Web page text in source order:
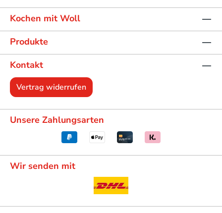
Kochen mit Woll
Produkte
Kontakt
Vertrag widerrufen
Unsere Zahlungsarten
Wir senden mit